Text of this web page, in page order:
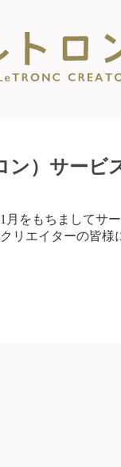
ン）サービ
月をもちましてサ
リエイターの皆様